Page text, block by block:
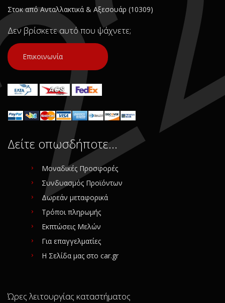
Κατάσταση:
Μεταχειρισμένο
Προέλευση:Original
Νούμερο Αγγελίας (SKU):
Συνδεθείτε για αγορά
Κατάσταση:
Original
Νούμερο Αγγελίας (SKU):
Συνδεθείτε για αγορά
Στοκ από Ανταλλακτικά & Αξεσουάρ (10309)
Δεν βρίσκετε αυτό που ψάχνετε;
Επικοινωνία
Δείτε οπωσδήποτε…
Μοναδικές Προσφορές
Συνδυασμός Προϊόντων
Δωρεάν μεταφορικά
Τρόποι πληρωμής
Εκπτώσεις Μελών
Για επαγγελματίες
Η Σελίδα μας στο car.gr
Ώρες λειτουργίας καταστήματος